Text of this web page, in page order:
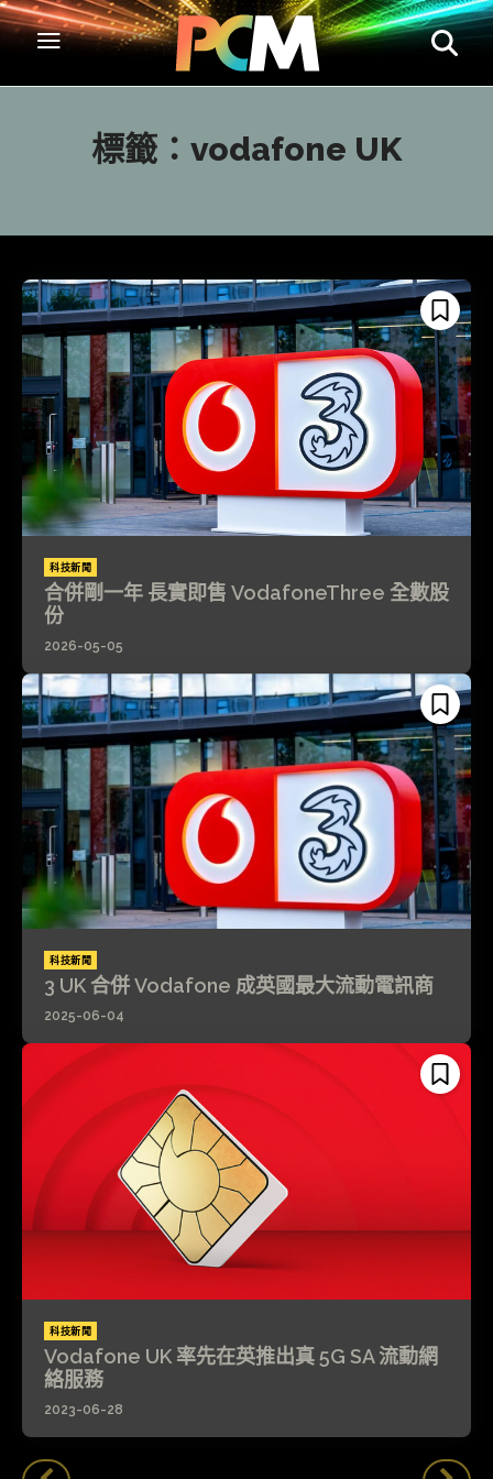
標籤： vodafone UK
科技新聞
合併剛一年 長實即售 VodafoneThree 全數股
份
2026-05-05
科技新聞
3 UK 合併 Vodafone 成英國最大流動電訊商
2025-06-04
科技新聞
Vodafone UK 率先在英推出真 5G SA 流動網
絡服務
2023-06-28